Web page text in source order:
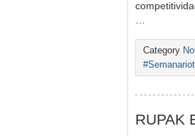
…
Category
RUPAK